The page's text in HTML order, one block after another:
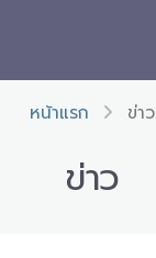
หน้าแรก ข่าว
ข่าว